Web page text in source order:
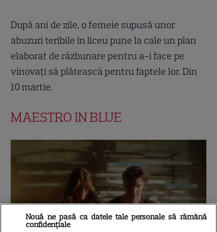
După ani de zile, o femeie supusă unor
abuzuri teribile în liceu pune la cale un plan
elaborat de răzbunare pentru a-i face pe
vinovați să plătească pentru faptele lor. Din
10 martie.
MAESTRO IN BLUE
Nouă ne pasă ca datele tale personale să rămână
confidențiale